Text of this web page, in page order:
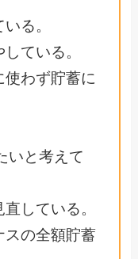
る。
ている。
わず貯蓄に
いと考えて
している。
スの全額貯蓄